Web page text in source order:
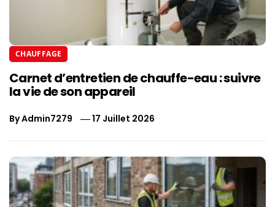
CHAUFFAGE
Carnet d’entretien de chauffe-eau : suivre
la vie de son appareil
ByAdmin7279 17 Juillet 2026